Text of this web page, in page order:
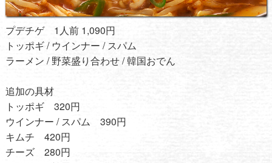
プデチゲ 1人前 1,090円
トッポギ / ウインナー / スパム
ラーメン / 野菜盛り合わせ / 韓国おでん
追加の具材
トッポギ 320円
ウインナー / スパム 390円
キムチ 420円
チーズ 280円